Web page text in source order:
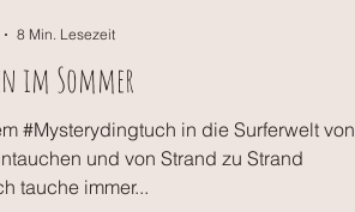
im Sommer
#Mysterydingtuch in die Surferwelt von
und von Strand zu Strand
tauche immer...
8 Min. Lesezeit